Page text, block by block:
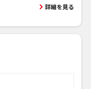
詳細を見る